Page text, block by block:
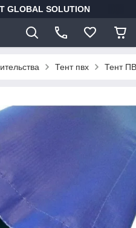
GLOBAL SOLUTION
Тент пвх Тент